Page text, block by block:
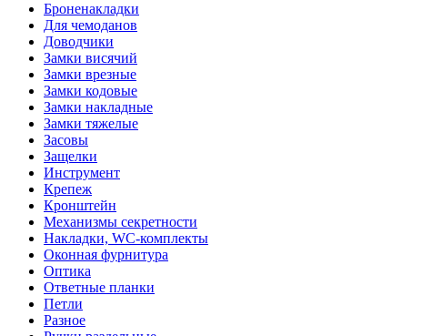
Броненакладки
Для чемоданов
Доводчики
Замки висячий
Замки врезные
Замки кодовые
Замки накладные
Замки тяжелые
Засовы
Защелки
Инструмент
Крепеж
Кронштейн
Механизмы секретности
Накладки, WC-комплекты
Оконная фурнитура
Оптика
Ответные планки
Петли
Разное